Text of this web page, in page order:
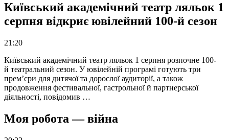
Київський академічний театр ляльок 1
серпня відкриє ювілейний 100-й сезон
21:20
Київський академічний театр ляльок 1 серпня розпочне 100-
й театральний сезон. У ювілейній програмі готують три
прем’єри для дитячої та дорослої аудиторії, а також
продовження фестивальної, гастрольної й партнерської
діяльності, повідомив …
Моя робота — війна